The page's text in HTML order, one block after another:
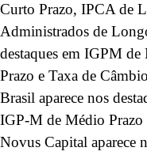
Curto Prazo, IPCA de
Administrados de
destaques em IGPM
Prazo e Taxa de
Brasil aparece nos
IGP-M de Médio
Novus Capital aparece